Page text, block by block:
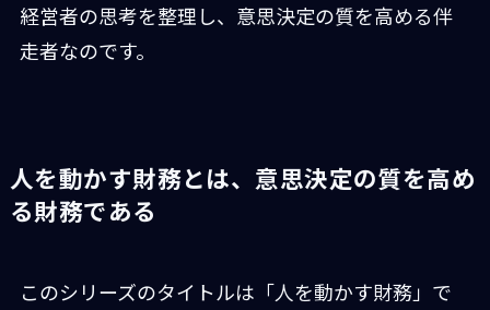
経営者の思考を整理し、意思決定の質を高める伴
走者なのです。
人を動かす財務とは、意思決定の質を高め
る財務である
このシリーズのタイトルは「人を動かす財務」で